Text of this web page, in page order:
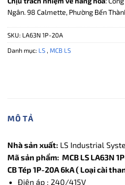
Ngân. 98 Calmette, Phường Bến
SKU: LA63N 1P-20A
Danh mục: LS , MCB LS
MÔ TẢ
Nhà sản xuất: LS Industrial
Mã sản phẩm: MCB LS LA63N
CB Tép 1P-20A 6kA ( Loại cài
Điện áp : 240/415V